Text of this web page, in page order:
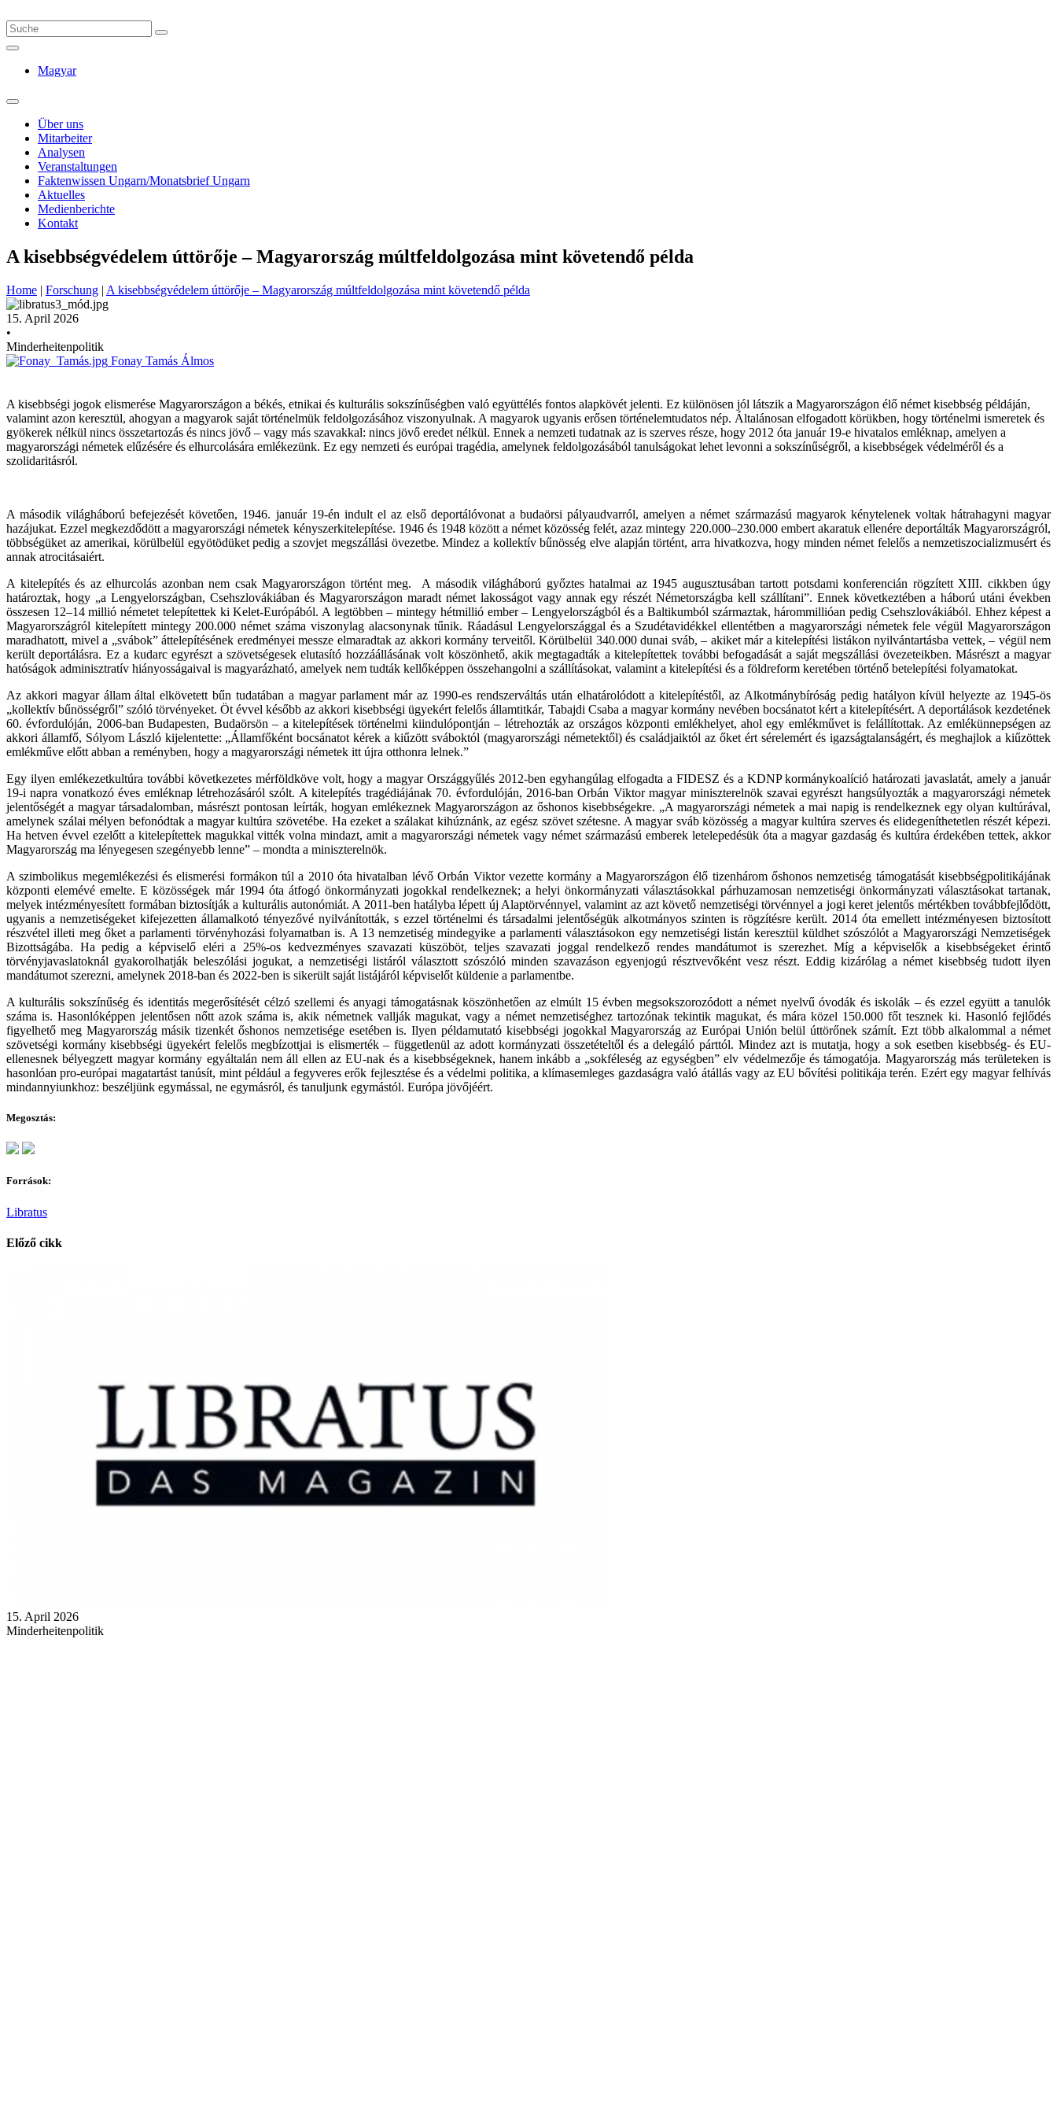
Magyar
Über uns
Mitarbeiter
Analysen
Veranstaltungen
Faktenwissen Ungarn/Monatsbrief Ungarn
Aktuelles
Medienberichte
Kontakt
A kisebbségvédelem úttörője – Magyarország múltfeldolgozása mint követendő példa
Home | Forschung | A kisebbségvédelem úttörője – Magyarország múltfeldolgozása mint követendő példa
15. April 2026
•
Minderheitenpolitik
Fonay Tamás Álmos
A kisebbségi jogok elismerése Magyarországon a békés, etnikai és kulturális sokszínűségben való együttélés fontos alapkövét jelenti. Ez különösen jól látszik a Magyarországon élő német kisebbség példáján,
valamint azon keresztül, ahogyan a magyarok saját történelmük feldolgozásához viszonyulnak. A magyarok ugyanis erősen történelemtudatos nép. Általánosan elfogadott körükben, hogy történelmi ismeretek és
gyökerek nélkül nincs összetartozás és nincs jövő – vagy más szavakkal: nincs jövő eredet nélkül. Ennek a nemzeti tudatnak az is szerves része, hogy 2012 óta január 19-e hivatalos emléknap, amelyen a
magyarországi németek elűzésére és elhurcolására emlékezünk. Ez egy nemzeti és európai tragédia, amelynek feldolgozásából tanulságokat lehet levonni a sokszínűségről, a kisebbségek védelméről és a
szolidaritásról.
A második világháború befejezését követően, 1946. január 19-én indult el az első deportálóvonat a budaörsi pályaudvarról, amelyen a német származású magyarok kénytelenek voltak hátrahagyni magyar
hazájukat. Ezzel megkezdődött a magyarországi németek kényszerkitelepítése. 1946 és 1948 között a német közösség felét, azaz mintegy 220.000–230.000 embert akaratuk ellenére deportálták Magyarországról,
többségüket az amerikai, körülbelül egyötödüket pedig a szovjet megszállási övezetbe. Mindez a kollektív bűnösség elve alapján történt, arra hivatkozva, hogy minden német felelős a nemzetiszocializmusért és
annak atrocitásaiért.
A kitelepítés és az elhurcolás azonban nem csak Magyarországon történt meg. A második világháború győztes hatalmai az 1945 augusztusában tartott potsdami konferencián rögzített XIII. cikkben úgy
határoztak, hogy „a Lengyelországban, Csehszlovákiában és Magyarországon maradt német lakosságot vagy annak egy részét Németországba kell szállítani”. Ennek következtében a háború utáni években
összesen 12–14 millió németet telepítettek ki Kelet-Európából. A legtöbben – mintegy hétmillió ember – Lengyelországból és a Baltikumból származtak, hárommillióan pedig Csehszlovákiából. Ehhez képest a
Magyarországról kitelepített mintegy 200.000 német száma viszonylag alacsonynak tűnik. Ráadásul Lengyelországgal és a Szudétavidékkel ellentétben a magyarországi németek fele végül Magyarországon
maradhatott, mivel a „svábok” áttelepítésének eredményei messze elmaradtak az akkori kormány terveitől. Körülbelül 340.000 dunai sváb, – akiket már a kitelepítési listákon nyilvántartásba vettek, – végül nem
került deportálásra. Ez a kudarc egyrészt a szövetségesek elutasító hozzáállásának volt köszönhető, akik megtagadták a kitelepítettek további befogadását a saját megszállási övezeteikben. Másrészt a magyar
hatóságok adminisztratív hiányosságaival is magyarázható, amelyek nem tudták kellőképpen összehangolni a szállításokat, valamint a kitelepítési és a földreform keretében történő betelepítési folyamatokat.
Az akkori magyar állam által elkövetett bűn tudatában a magyar parlament már az 1990-es rendszerváltás után elhatárolódott a kitelepítéstől, az Alkotmánybíróság pedig hatályon kívül helyezte az 1945-ös
„kollektív bűnösségről” szóló törvényeket. Öt évvel később az akkori kisebbségi ügyekért felelős államtitkár, Tabajdi Csaba a magyar kormány nevében bocsánatot kért a kitelepítésért. A deportálások kezdetének
60. évfordulóján, 2006-ban Budapesten, Budaörsön – a kitelepítések történelmi kiindulópontján – létrehozták az országos központi emlékhelyet, ahol egy emlékművet is felállítottak. Az emlékünnepségen az
akkori államfő, Sólyom László kijelentette: „Államfőként bocsánatot kérek a kiűzött sváboktól (magyarországi németektől) és családjaiktól az őket ért sérelemért és igazságtalanságért, és meghajlok a kiűzöttek
emlékműve előtt abban a reményben, hogy a magyarországi németek itt újra otthonra lelnek.”
Egy ilyen emlékezetkultúra további következetes mérföldköve volt, hogy a magyar Országgyűlés 2012-ben egyhangúlag elfogadta a FIDESZ és a KDNP kormánykoalíció határozati javaslatát, amely a január
19-i napra vonatkozó éves emléknap létrehozásáról szólt. A kitelepítés tragédiájának 70. évfordulóján, 2016-ban Orbán Viktor magyar miniszterelnök szavai egyrészt hangsúlyozták a magyarországi németek
jelentőségét a magyar társadalomban, másrészt pontosan leírták, hogyan emlékeznek Magyarországon az őshonos kisebbségekre. „A magyarországi németek a mai napig is rendelkeznek egy olyan kultúrával,
amelynek szálai mélyen befonódtak a magyar kultúra szövetébe. Ha ezeket a szálakat kihúznánk, az egész szövet szétesne. A magyar sváb közösség a magyar kultúra szerves és elidegeníthetetlen részét képezi.
Ha hetven évvel ezelőtt a kitelepítettek magukkal vitték volna mindazt, amit a magyarországi németek vagy német származású emberek letelepedésük óta a magyar gazdaság és kultúra érdekében tettek, akkor
Magyarország ma lényegesen szegényebb lenne” – mondta a miniszterelnök.
A szimbolikus megemlékezési és elismerési formákon túl a 2010 óta hivatalban lévő Orbán Viktor vezette kormány a Magyarországon élő tizenhárom őshonos nemzetiség támogatását kisebbségpolitikájának
központi elemévé emelte. E közösségek már 1994 óta átfogó önkormányzati jogokkal rendelkeznek; a helyi önkormányzati választásokkal párhuzamosan nemzetiségi önkormányzati választásokat tartanak,
melyek intézményesített formában biztosítják a kulturális autonómiát. A 2011-ben hatályba lépett új Alaptörvénnyel, valamint az azt követő nemzetiségi törvénnyel a jogi keret jelentős mértékben továbbfejlődött,
ugyanis a nemzetiségeket kifejezetten államalkotó tényezővé nyilvánították, s ezzel történelmi és társadalmi jelentőségük alkotmányos szinten is rögzítésre került. 2014 óta emellett intézményesen biztosított
részvétel illeti meg őket a parlamenti törvényhozási folyamatban is. A 13 nemzetiség mindegyike a parlamenti választásokon egy nemzetiségi listán keresztül küldhet szószólót a Magyarországi Nemzetiségek
Bizottságába. Ha pedig a képviselő eléri a 25%-os kedvezményes szavazati küszöböt, teljes szavazati joggal rendelkező rendes mandátumot is szerezhet. Míg a képviselők a kisebbségeket érintő
törvényjavaslatoknál gyakorolhatják beleszólási jogukat, a nemzetiségi listáról választott szószóló minden szavazáson egyenjogú résztvevőként vesz részt. Eddig kizárólag a német kisebbség tudott ilyen
mandátumot szerezni, amelynek 2018-ban és 2022-ben is sikerült saját listájáról képviselőt küldenie a parlamentbe.
A kulturális sokszínűség és identitás megerősítését célzó szellemi és anyagi támogatásnak köszönhetően az elmúlt 15 évben megsokszorozódott a német nyelvű óvodák és iskolák – és ezzel együtt a tanulók
száma is. Hasonlóképpen jelentősen nőtt azok száma is, akik németnek vallják magukat, vagy a német nemzetiséghez tartozónak tekintik magukat, és mára közel 150.000 főt tesznek ki. Hasonló fejlődés
figyelhető meg Magyarország másik tizenkét őshonos nemzetisége esetében is. Ilyen példamutató kisebbségi jogokkal Magyarország az Európai Unión belül úttörőnek számít. Ezt több alkalommal a német
szövetségi kormány kisebbségi ügyekért felelős megbízottjai is elismerték – függetlenül az adott kormányzati összetételtől és a delegáló párttól. Mindez azt is mutatja, hogy a sok esetben kisebbség- és EU-
ellenesnek bélyegzett magyar kormány egyáltalán nem áll ellen az EU-nak és a kisebbségeknek, hanem inkább a „sokféleség az egységben” elv védelmezője és támogatója. Magyarország más területeken is
hasonlóan pro-európai magatartást tanúsít, mint például a fegyveres erők fejlesztése és a védelmi politika, a klímasemleges gazdaságra való átállás vagy az EU bővítési politikája terén. Ezért egy magyar felhívás
mindannyiunkhoz: beszéljünk egymással, ne egymásról, és tanuljunk egymástól. Európa jövőjéért.
Megosztás:
Források:
Libratus
Előző cikk
15. April 2026
Minderheitenpolitik